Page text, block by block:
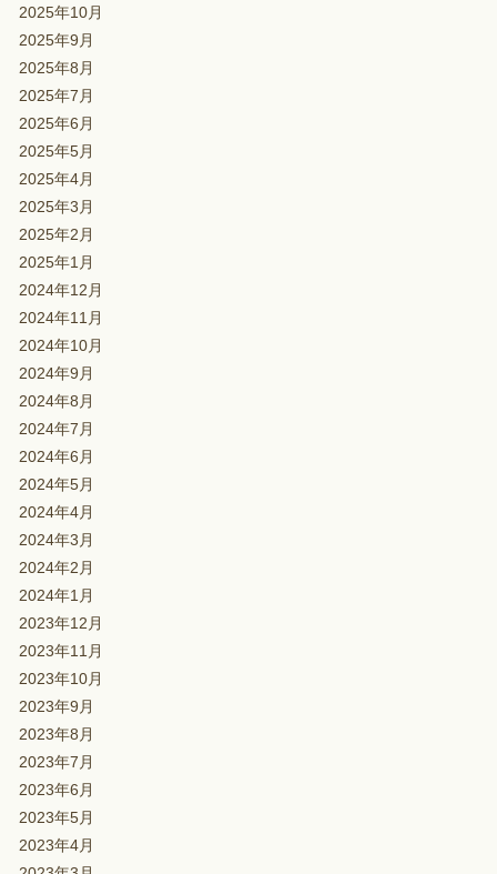
2025年10月
2025年9月
2025年8月
2025年7月
2025年6月
2025年5月
2025年4月
2025年3月
2025年2月
2025年1月
2024年12月
2024年11月
2024年10月
2024年9月
2024年8月
2024年7月
2024年6月
2024年5月
2024年4月
2024年3月
2024年2月
2024年1月
2023年12月
2023年11月
2023年10月
2023年9月
2023年8月
2023年7月
2023年6月
2023年5月
2023年4月